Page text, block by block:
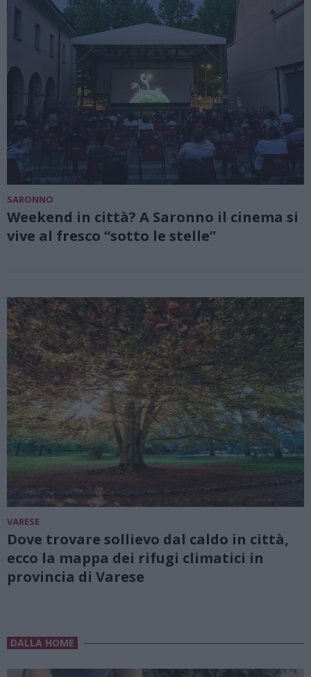
SARONNO
Weekend in città? A Saronno il cinema si
vive al fresco “sotto le stelle”
VARESE
Dove trovare sollievo dal caldo in città,
ecco la mappa dei rifugi climatici in
provincia di Varese
DALLA HOME